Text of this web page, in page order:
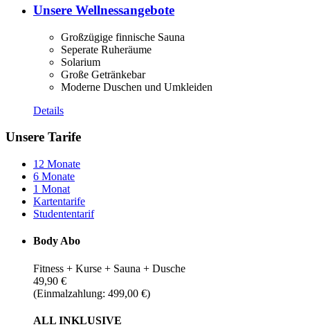
Unsere Wellnessangebote
Großzügige finnische Sauna
Seperate Ruheräume
Solarium
Große Getränkebar
Moderne Duschen und Umkleiden
Details
Unsere Tarife
12 Monate
6 Monate
1 Monat
Kartentarife
Studententarif
Body Abo
Fitness + Kurse + Sauna + Dusche
49,90 €
(Einmalzahlung: 499,00 €)
ALL INKLUSIVE